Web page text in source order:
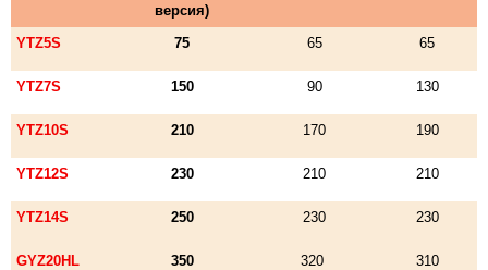
версия)
YTZ5S 75 65 65
YTZ7S 150 90 130
YTZ10S 210 170 190
YTZ12S 230 210 210
YTZ14S 250 230 230
GYZ20HL 350 320 310